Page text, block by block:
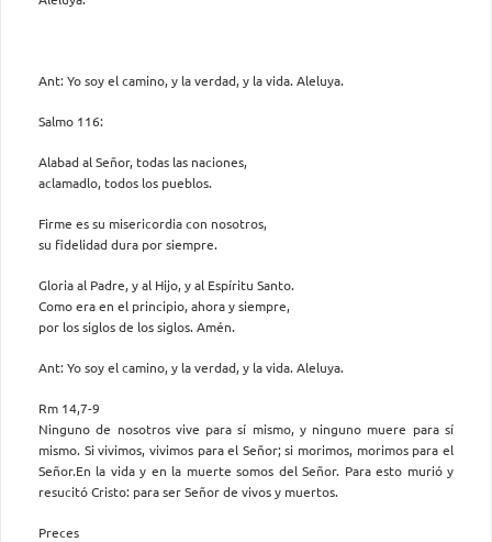
Ant: Yo soy el camino, y la verdad, y la vida. Aleluya.
Salmo 116:
Alabad al Señor, todas las naciones,
aclamadlo, todos los pueblos.
Firme es su misericordia con nosotros,
su fidelidad dura por siempre.
Gloria al Padre, y al Hijo, y al Espíritu Santo.
Como era en el principio, ahora y siempre,
por los siglos de los siglos. Amén.
Ant: Yo soy el camino, y la verdad, y la vida. Aleluya.
Rm 14,7-9
Ninguno de nosotros vive para sí mismo, y ninguno muere para sí
mismo. Si vivimos, vivimos para el Señor; si morimos, morimos para el
Señor.En la vida y en la muerte somos del Señor. Para esto murió y
resucitó Cristo: para ser Señor de vivos y muertos.
Preces